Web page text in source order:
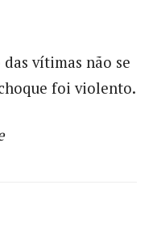
vítimas não se
foi violento.